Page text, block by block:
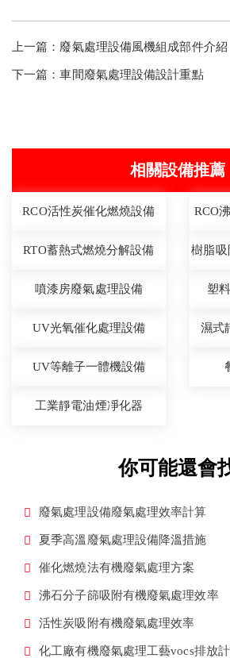
上一篇： 廢氣處理設備風機組成部件介紹
下一篇：車間廢氣處理設備設計重點
相關設備推薦
RCO活性炭催化燃燒設備 RCO
RTO蓄熱式燃燒分解設備 樹脂吸
噴漆房廢氣處理設備 塑
UV光氧催化處理設備 濕式
UV等離子一體機設備
工業靜電油煙凈化器
你可能還會
廢氣處理設備廢氣處理效率計算
夏季高溫廢氣處理設備降溫措施
催化燃燒法有機廢氣處理方案
沸石分子篩吸附有機廢氣處理效率
活性炭吸附有機廢氣處理效率
化工廠有機廢氣處理工藝vocs排放